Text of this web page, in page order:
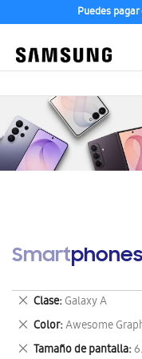
Puedes
Smartphones
Clase Galaxy A
Eliminar
este
artículo
Color Awesome
Eliminar
este
Tamaño de pantalla
Eliminar